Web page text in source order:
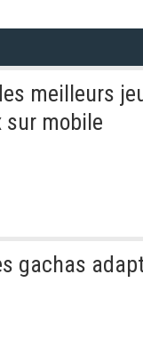
meilleurs
sur mobile
gachas